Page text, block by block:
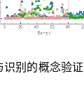
别的概念验